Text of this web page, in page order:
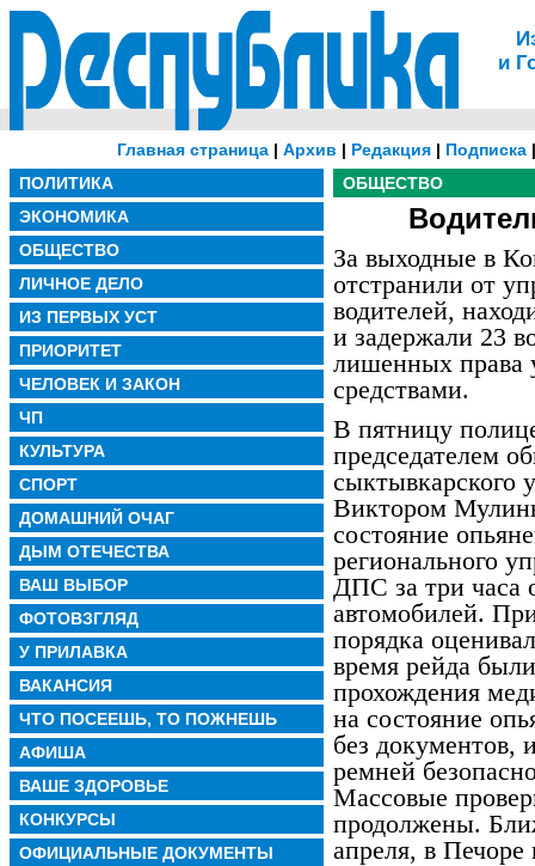
и
Главная страница | Архив | Редакция | Подписка
ПОЛИТИКА
ЭКОНОМИКА
ОБЩЕСТВО
ЛИЧНОЕ ДЕЛО
ИЗ ПЕРВЫХ УСТ
ПРИОРИТЕТ
ЧЕЛОВЕК И ЗАКОН
ЧП
КУЛЬТУРА
СПОРТ
ДОМАШНИЙ ОЧАГ
ДЫМ ОТЕЧЕСТВА
ВАШ ВЫБОР
ФОТОВЗГЛЯД
У ПРИЛАВКА
ВАКАНСИЯ
ЧТО ПОСЕЕШЬ, ТО ПОЖНЕШЬ
АФИША
ВАШЕ ЗДОРОВЬЕ
КОНКУРСЫ
ОФИЦИАЛЬНЫЕ ДОКУМЕНТЫ
ОБЩЕСТВО
За выходные в
отстранили от
водителей,
и задержали 23
лишенных права
средствами.
В пятницу
председателем
сыктывкарского
Виктором
состояние
регионального
ДПС за три часа
автомобилей.
порядка
время рейда
прохождения
на состояние
без документов,
ремней
Массовые
продолжены.
апреля, в